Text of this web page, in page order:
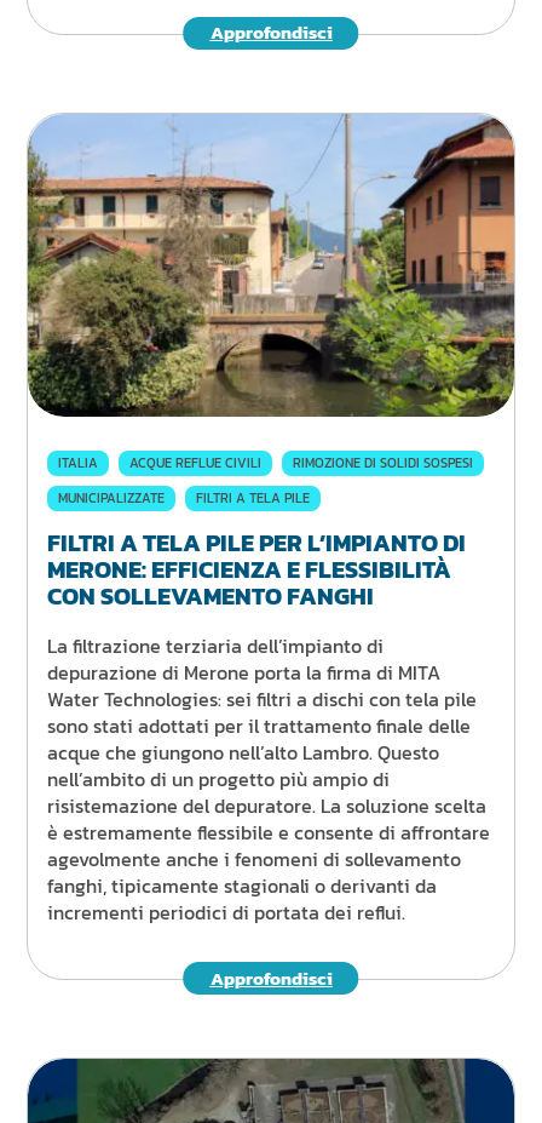
Approfondisci
ITALIA ACQUE REFLUE CIVILI
RIMOZIONE DI SOLIDI SOSPESI
MUNICIPALIZZATE
FILTRI A TELA PILE
FILTRI A TELA PILE PER L’IMPIANTO DI
MERONE: EFFICIENZA E FLESSIBILITÀ
CON SOLLEVAMENTO FANGHI
La filtrazione terziaria dell’impianto di
depurazione di Merone porta la firma di MITA
Water Technologies: sei filtri a dischi con tela pile
sono stati adottati per il trattamento finale delle
acque che giungono nell’alto Lambro. Questo
nell’ambito di un progetto più ampio di
risistemazione del depuratore. La soluzione scelta
è estremamente flessibile e consente di affrontare
agevolmente anche i fenomeni di sollevamento
fanghi, tipicamente stagionali o derivanti da
incrementi periodici di portata dei reflui.
Approfondisci